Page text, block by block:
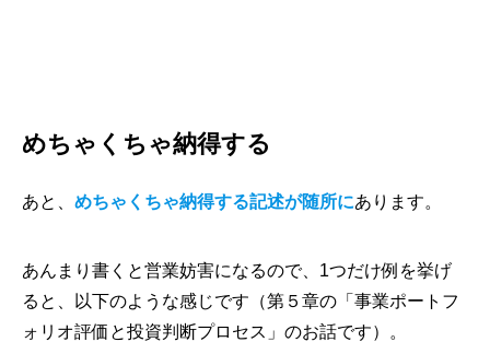
めちゃくちゃ納得する
あと、 めちゃくちゃ納得する記述が随所にあります。
あんまり書くと営業妨害になるので、1つだけ例を挙げ
ると、以下のような感じです（第５章の「事業ポートフ
ォリオ評価と投資判断プロセス」のお話です）。